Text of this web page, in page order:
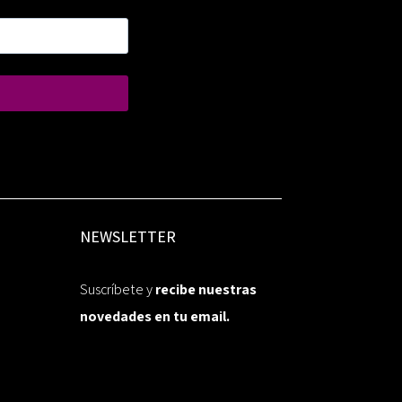
NEWSLETTER
Suscríbete yrecibe nuestras
novedades en tu email.